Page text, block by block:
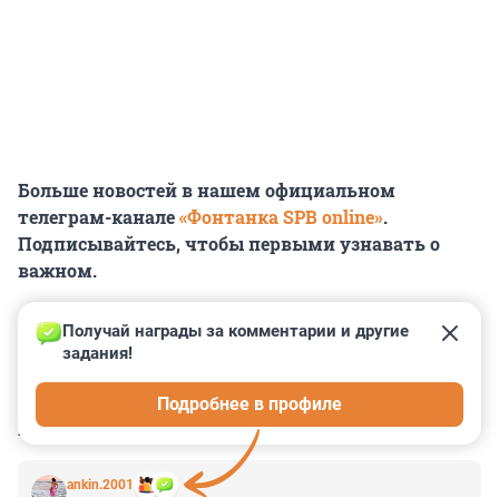
Больше новостей в нашем официальном
телеграм-канале«Фонтанка SPB online».
Подписывайтесь, чтобы первыми узнавать о
важном.
КОММЕНТАРИИ 8
ankin.2001
Получай награды за комментарии и другие
задания!
Подробнее в профиле